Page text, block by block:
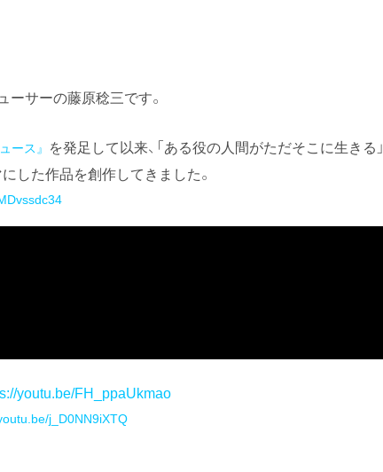
ーサーの藤原稔三です。
ース』
を発足して以来、「ある役の人間がただそこに生きる」
にした作品を創作してきました。
youtu.be/FH_ppaUkmao
j_D0NN9iXTQ